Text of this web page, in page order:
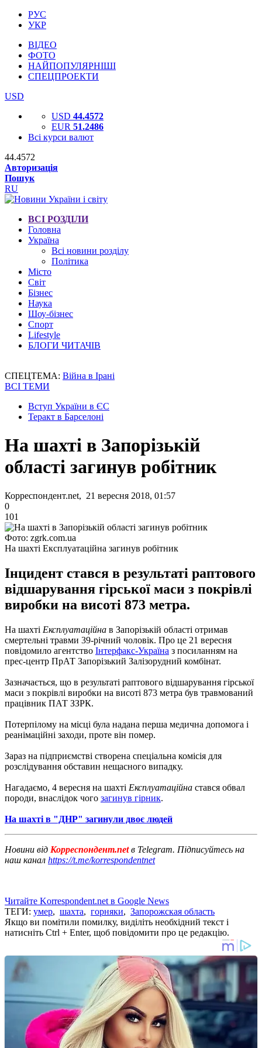
РУС
УКР
ВІДЕО
ФОТО
НАЙПОПУЛЯРНІШІ
СПЕЦПРОЕКТИ
USD
USD 44.4572
EUR 51.2486
Всі курси валют
44.4572
Авторизація
Пошук
RU
ВСІ РОЗДІЛИ
Головна
Україна
Всі новини розділу
Політика
Місто
Світ
Бізнес
Наука
Шоу-бізнес
Спорт
Lifestyle
БЛОГИ ЧИТАЧІВ
СПЕЦТЕМА: Війна в Ірані
ВСІ ТЕМИ
Вступ України в ЄС
Теракт в Барселоні
На шахті в Запорізькій
області загинув робітник
Корреспондент.net, 21 вересня 2018, 01:57
0
101
Фото: zgrk.com.ua
На шахті Експлуатаційна загинув робітник
Інцидент стався в результаті раптового
відшарування гірської маси з покрівлі
виробки на висоті 873 метра.
На шахті Експлуатаційна в Запорізькій області отримав
смертельні травми 39-річний чоловік. Про це 21 вересня
повідомило агентство Інтерфакс-Україна з посиланням на
прес-центр ПрАТ Запорізький Залізорудний комбінат.
Зазначається, що в результаті раптового відшарування гірської
маси з покрівлі виробки на висоті 873 метра був травмований
працівник ПАТ ЗЗРК.
Потерпілому на місці була надана перша медична допомога і
реанімаційні заходи, проте він помер.
Зараз на підприємстві створена спеціальна комісія для
розслідування обставин нещасного випадку.
Нагадаємо, 4 вересня на шахті Експлуатаційна стався обвал
породи, внаслідок чого загинув гірник.
На шахті в "ДНР" загинули двоє людей
Новини від Корреспондент.netв Telegram. Підписуйтесь на
наш канал https://t.me/korrespondentnet
Читайте Korrespondent.net в Google News
ТЕГИ: умер, шахта, горняки, Запорожская область
Якщо ви помітили помилку, виділіть необхідний текст і
натисніть Ctrl + Enter, щоб повідомити про це редакцію.